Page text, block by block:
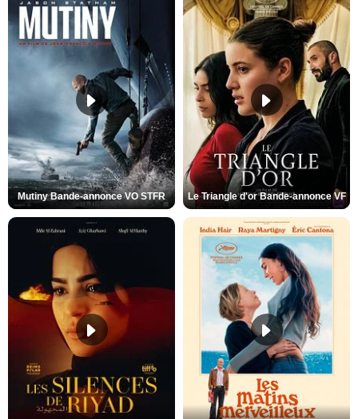
Mutiny Bande-annonce VO STFR Le Triangle d'or Bande-annonce VF